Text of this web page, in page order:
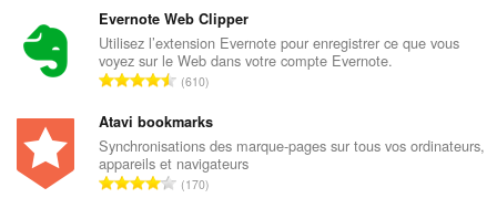
d
e
n
o
e
s
:
o
t
a
d
e
n
o
m
b
r
e
o
t
a
Evernote Web Clipper
Utilisez l’extension Evernote pour enregistrer ce que vous
voyez sur le Web dans votre compte Evernote.
N
m
b
r
e
610
Atavi bookmarks
Synchronisations des marque-pages sur tous vos ordinateurs,
appareils et navigateurs
N170